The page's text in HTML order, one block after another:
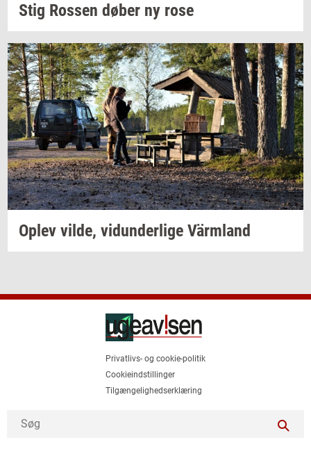
Stig Ros­sen døber ny rose
Oplev vilde, vi­dun­der­li­ge Värmland
Privatlivs- og cookie-politik
Cookieindstillinger
Tilgængelighedserklæring